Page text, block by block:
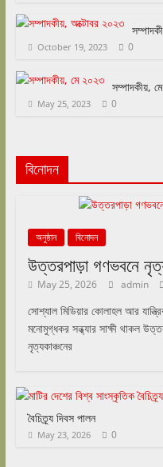
October 19, 2023 0
সম্পাদকীয়,
May 25, 2023 0
বিনোদন
অনুষ্ঠান বিনোদন
উত্তরপাড়া গণভবনে
May 25, 2026 admin
সোশ্যাল মিডিয়ার কোলাহল আর
মনোমুগ্ধকর সন্ধ্যার সাক্ষী থাকল
নৃত্যকাঞ্চনের
বৈচিত্র্য দিবস পালন
May 23, 2026 0